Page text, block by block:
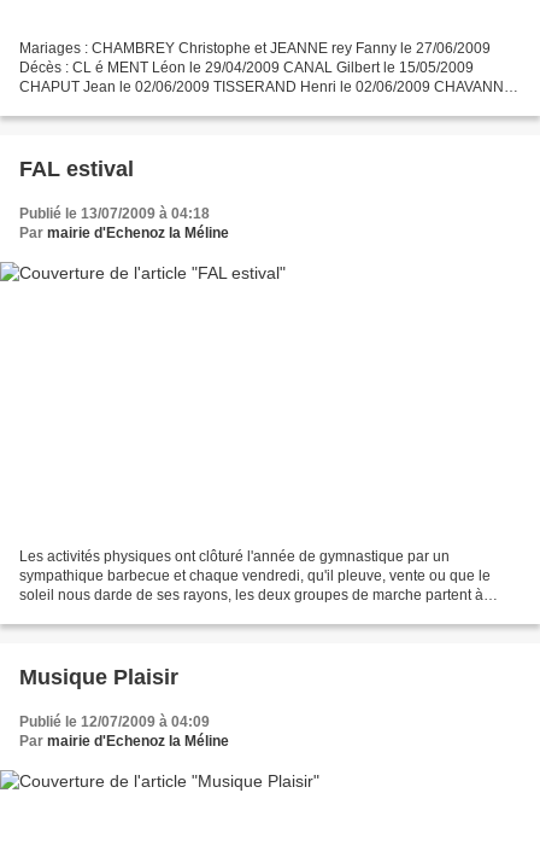
Mariages : CHAMBREY Christophe et JEANNE rey Fanny le 27/06/2009
Décès : CL é MENT Léon le 29/04/2009 CANAL Gilbert le 15/05/2009
CHAPUT Jean le 02/06/2009 TISSERAND Henri le 02/06/2009 CHAVANNE
FAL estival
Publié le 13/07/2009 à 04:18
Par mairie d'Echenoz la Méline
Les activités physiques ont clôturé l'année de gymnastique par un
sympathique barbecue et chaque vendredi, qu'il pleuve, vente ou que le
soleil nous darde de ses rayons, les deux groupes de marche partent à
Musique Plaisir
Publié le 12/07/2009 à 04:09
Par mairie d'Echenoz la Méline